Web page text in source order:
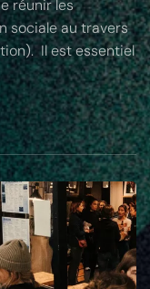
réunir les
sociale au travers
Il est essentiel